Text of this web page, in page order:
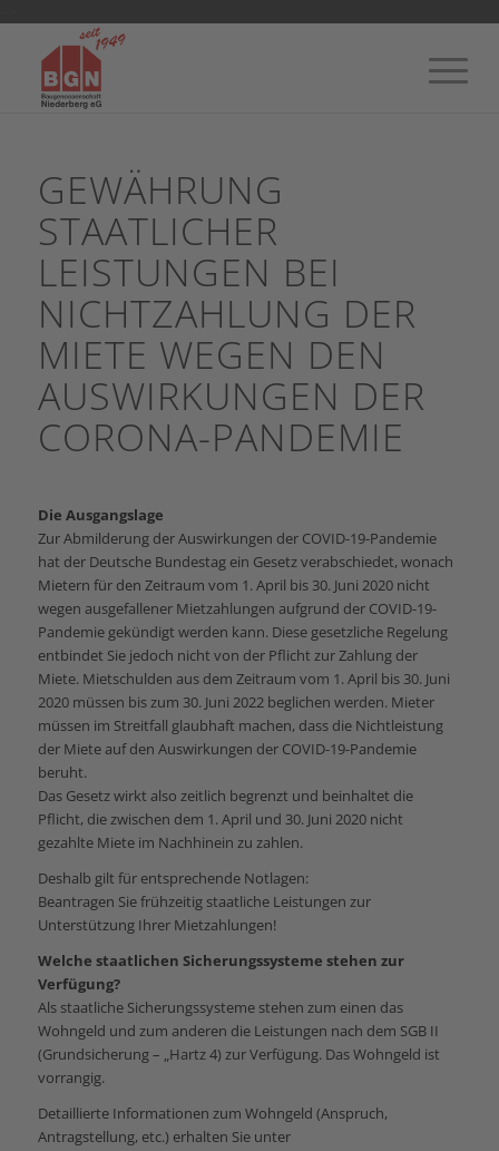
GEWÄHRUNG
STAATLICHER
LEISTUNGEN BEI
NICHTZAHLUNG DER
MIETE WEGEN DEN
AUSWIRKUNGEN DER
CORONA-PANDEMIE
Die Ausgangslage
Zur Abmilderung der Auswirkungen der COVID-19-Pandemie
hat der Deutsche Bundestag ein Gesetz verabschiedet, wonach
Mietern für den Zeitraum vom 1. April bis 30. Juni 2020 nicht
wegen ausgefallener Mietzahlungen aufgrund der COVID-19-
Pandemie gekündigt werden kann. Diese gesetzliche Regelung
entbindet Sie jedoch nicht von der Pflicht zur Zahlung der
Miete. Mietschulden aus dem Zeitraum vom 1. April bis 30. Juni
2020 müssen bis zum 30. Juni 2022 beglichen werden. Mieter
müssen im Streitfall glaubhaft machen, dass die Nichtleistung
der Miete auf den Auswirkungen der COVID-19-Pandemie
beruht.
Das Gesetz wirkt also zeitlich begrenzt und beinhaltet die
Pflicht, die zwischen dem 1. April und 30. Juni 2020 nicht
gezahlte Miete im Nachhinein zu zahlen.
Deshalb gilt für entsprechende Notlagen:
Beantragen Sie frühzeitig staatliche Leistungen zur
Unterstützung Ihrer Mietzahlungen!
Welche staatlichen Sicherungssysteme stehen zur
Verfügung?
Als staatliche Sicherungssysteme stehen zum einen das
Wohngeld und zum anderen die Leistungen nach dem SGB II
(Grundsicherung – „Hartz 4) zur Verfügung. Das Wohngeld ist
vorrangig.
Detaillierte Informationen zum Wohngeld (Anspruch,
Antragstellung, etc.) erhalten Sie unter